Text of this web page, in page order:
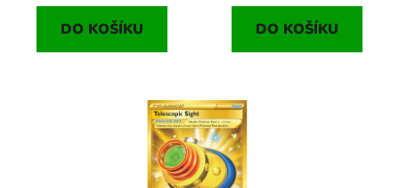
DO KOŠÍKU DO KOŠÍKU